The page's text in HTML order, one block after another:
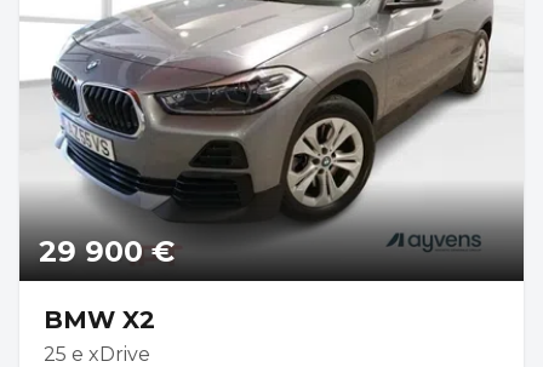
29 900 €
BMW X2
25 e xDrive